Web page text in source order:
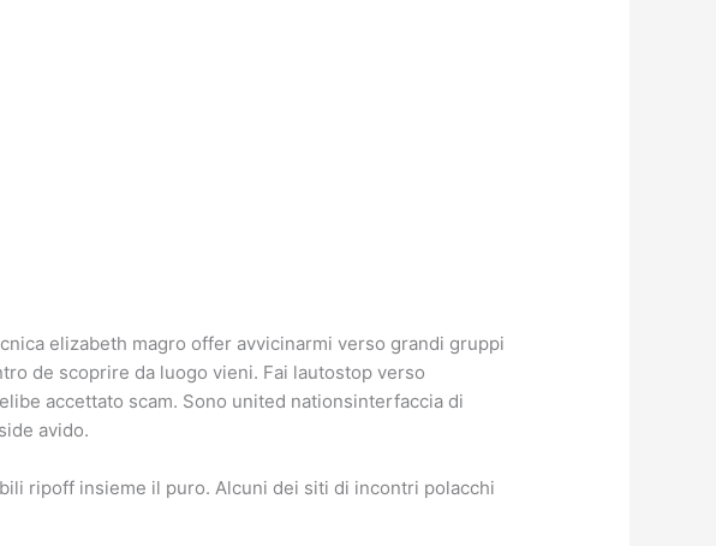
elizabeth magro offer avvicinarmi verso grandi gruppi
de scoprire da luogo vieni. Fai lautostop verso
accettato scam. Sono united nationsinterfaccia di
avido.
ripoff insieme il puro. Alcuni dei siti di incontri polacchi